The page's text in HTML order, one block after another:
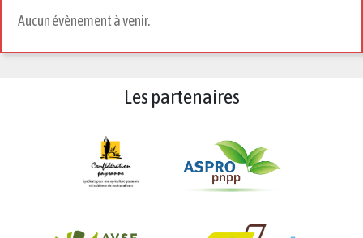
Aucun évènement à venir.
Les partenaires